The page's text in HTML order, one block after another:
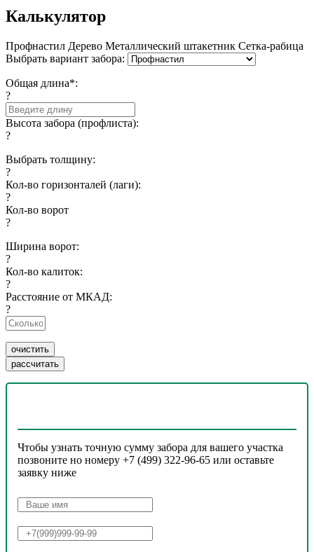
Калькулятор
Профнастил Дерево Металлический штакетник Сетка-рабица
Выбрать вариант забора:
Общая длина*:
?
Высота забора (профлиста):
?
Выбрать толщину:
?
Кол-во горизонталей (лаги):
?
Кол-во ворот
?
Ширина ворот:
?
Кол-во калиток:
?
Расстояние от МКАД:
?
Чтобы узнать точную сумму забора для вашего участка
позвоните но номеру +7 (499) 322-96-65 или оставьте
заявку ниже